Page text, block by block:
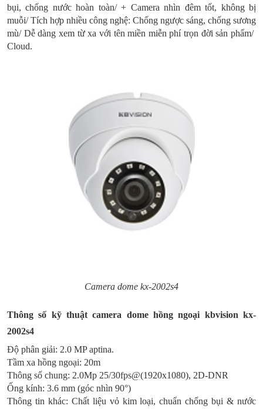
bụi, chống nước hoàn toàn/ + Camera nhìn đêm tốt, không bị
muỗi/ Tích hợp nhiều công nghệ: Chống ngược sáng, chống sương
mù/ Dễ dàng xem từ xa với tên miền miễn phí trọn đời sản phẩm/
Cloud.
Camera dome kx-2002s4
Thông số kỹ thuật camera dome hồng ngoại kbvision kx-
2002s4
Độ phân giải: 2.0 MP aptina.
Tầm xa hồng ngoại: 20m
Thông số chung: 2.0Mp 25/30fps@(1920x1080), 2D-DNR
Ống kính: 3.6 mm (góc nhìn 90°)
Thông tin khác: Chất liệu vỏ kim loại, chuẩn chống bụi & nước